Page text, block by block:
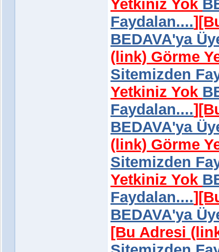
Yetkiniz Yok
Faydalan....]
BEDAVA'ya
(link) Görme
Sitemizden
Yetkiniz Yok
Faydalan....]
BEDAVA'ya
(link) Görme
Sitemizden
Yetkiniz Yok
Faydalan....]
BEDAVA'ya
[Bu Adresi